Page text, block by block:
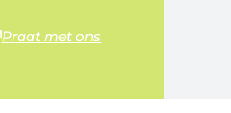
Praat met ons